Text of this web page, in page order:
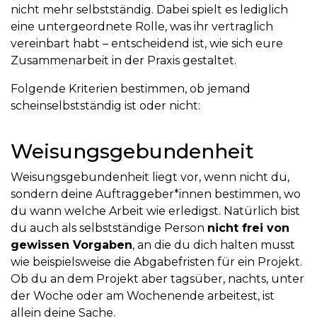
nicht mehr selbstständig. Dabei spielt es lediglich
eine untergeordnete Rolle, was ihr vertraglich
vereinbart habt – entscheidend ist, wie sich eure
Zusammenarbeit in der Praxis gestaltet.
Folgende Kriterien bestimmen, ob jemand
scheinselbstständig ist oder nicht:
Weisungsgebundenheit
Weisungsgebundenheit liegt vor, wenn nicht du,
sondern deine Auftraggeber*innen bestimmen, wo
du wann welche Arbeit wie erledigst. Natürlich bist
du auch als selbstständige Person nicht frei von
gewissen Vorgaben, an die du dich halten musst
wie beispielsweise die Abgabefristen für ein Projekt.
Ob du an dem Projekt aber tagsüber, nachts, unter
der Woche oder am Wochenende arbeitest, ist
allein deine Sache.